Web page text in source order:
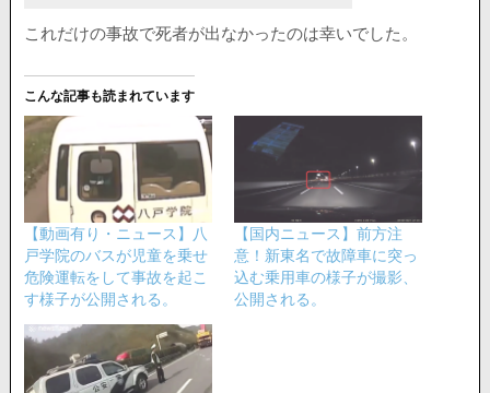
これだけの事故で死者が出なかったのは幸いでした。
こんな記事も読まれています
【動画有り・ニュース】八
戸学院のバスが児童を乗せ
危険運転をして事故を起こ
す様子が公開される。
【国内ニュース】前方注
意！新東名で故障車に突っ
込む乗用車の様子が撮影、
公開される。